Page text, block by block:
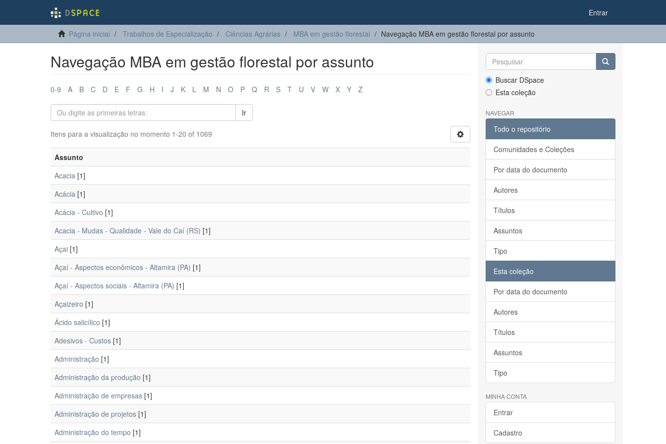
Entrar
Página inicial Trabalhos de Especialização Ciências Agrárias MBA em gestão florestal Navegação MBA em gestão florestal por assunto
Navegação MBA em gestão florestal por assunto
0-9 A B C D E F G H I J K L M N O P Q R S T U V W X Y Z
Ir
Itens para a visualização no momento 1-20 of 1069
Assunto
Acacia [1]
Acácia [1]
Acácia - Cultivo [1]
Acacia - Mudas - Qualidade - Vale do Caí (RS) [1]
Açai [1]
Açaí - Aspectos econômicos - Altamira (PA) [1]
Açaí - Aspectos sociais - Altamira (PA) [1]
Açaizeiro [1]
Ácido salicílico [1]
Adesivos - Custos [1]
Administração [1]
Administração da produção [1]
Administração de empresas [1]
Administração de projetos [1]
Administração do tempo [1]
Buscar DSpace
Esta coleção
NAVEGAR
Todo o repositório
Comunidades e Coleções
Por data do documento
Autores
Títulos
Assuntos
Tipo
Esta coleção
Por data do documento
Autores
Títulos
Assuntos
Tipo
MINHA CONTA
Entrar
Cadastro